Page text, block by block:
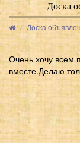
Доска
Доска
Очень хочу всем
вместе.Делаю